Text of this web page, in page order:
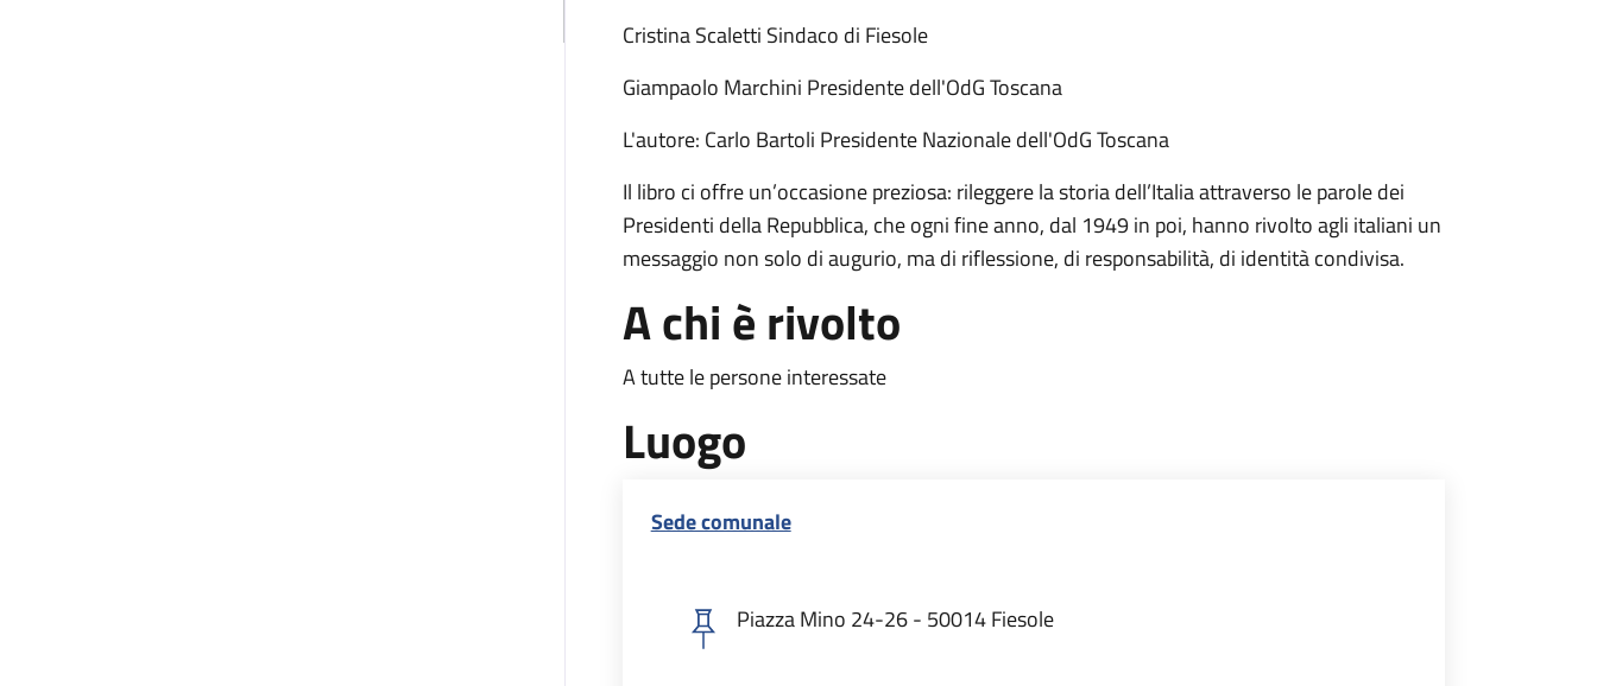
Cristina Scaletti Sindaco di Fiesole
Giampaolo Marchini Presidente dell'OdG Toscana
L'autore: Carlo Bartoli Presidente Nazionale dell'OdG Toscana
Il libro ci offre un’occasione preziosa: rileggere la storia dell’Italia attraverso le parole dei
Presidenti della Repubblica, che ogni fine anno, dal 1949 in poi, hanno rivolto agli italiani un
messaggio non solo di augurio, ma di riflessione, di responsabilità, di identità condivisa.
A chi è rivolto
A tutte le persone interessate
Luogo
Sede comunale
Piazza Mino 24-26 - 50014 Fiesole